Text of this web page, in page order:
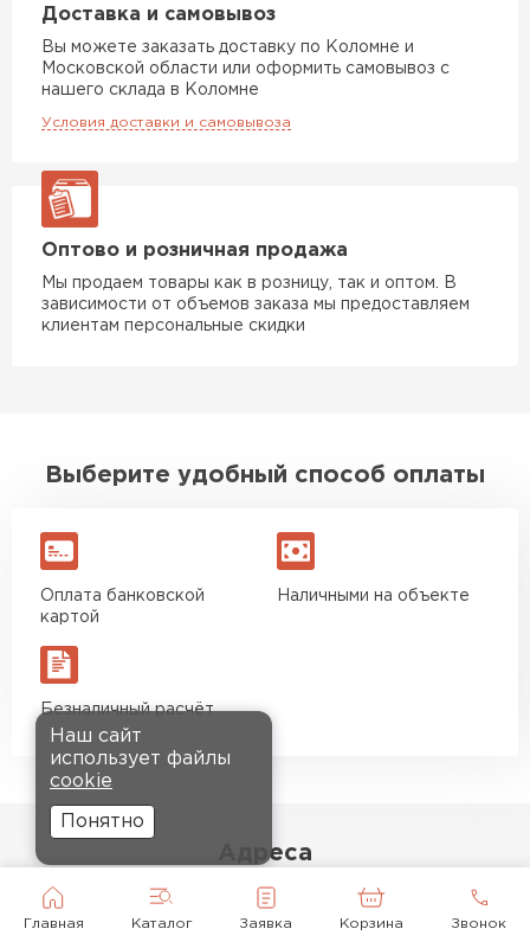
Главная Каталог Заявка Корзина Звонок
Доставка и самовывоз
Вы можете заказать доставку по Коломне и
Московской области или оформить самовывоз с
нашего склада в Коломне
Условия доставки и самовывоза
Оптово и розничная продажа
Мы продаем товары как в розницу, так и оптом. В
зависимости от объемов заказа мы предоставляем
клиентам персональные скидки
Выберите удобный способ оплаты
Оплата банковской
картой
Наличными на объекте
Безналичный расчёт
Адреса
Наш сайт
использует файлы
cookie
Понятно